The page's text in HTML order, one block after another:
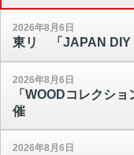
2026年8月6日
東リ 「JAPAN DIY
2026年8月6日
「WOODコレクシ
催
2026年8月6日